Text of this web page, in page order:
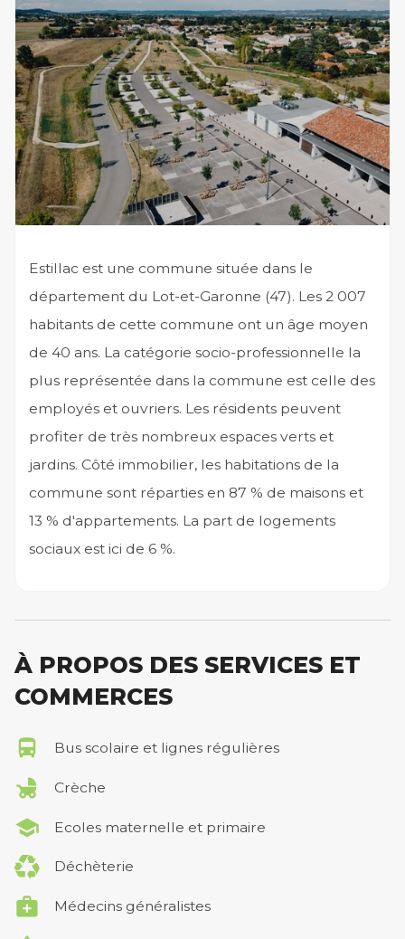
Estillac est une commune située dans le
département du Lot-et-Garonne (47). Les 2 007
habitants de cette commune ont un âge moyen
de 40 ans. La catégorie socio-professionnelle la
plus représentée dans la commune est celle des
employés et ouvriers. Les résidents peuvent
profiter de très nombreux espaces verts et
jardins. Côté immobilier, les habitations de la
commune sont réparties en 87 % de maisons et
13 % d'appartements. La part de logements
sociaux est ici de 6 %.
À PROPOS DES SERVICES ET
COMMERCES
Bus scolaire et lignes régulières
Crèche
Ecoles maternelle et primaire
Déchèterie
Médecins généralistes